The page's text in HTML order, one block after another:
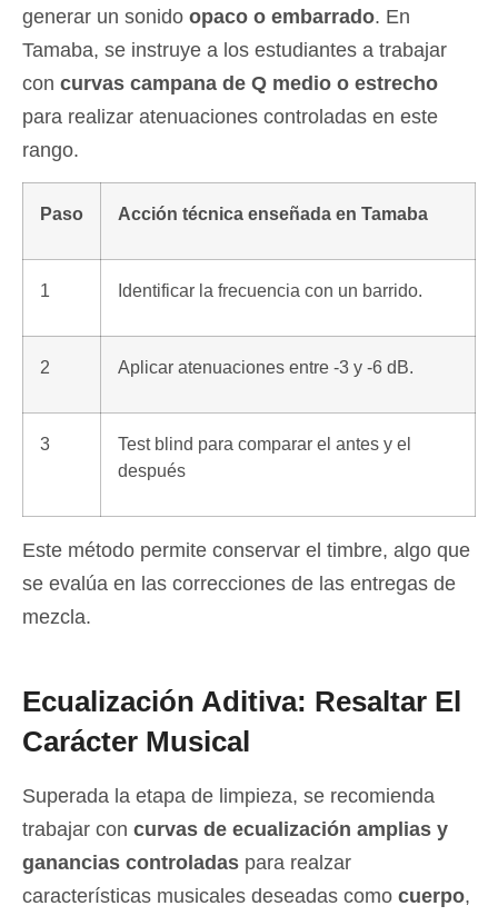
generar un sonido opaco o embarrado. En
Tamaba, se instruye a los estudiantes a trabajar
con curvas campana de Q medio o estrecho
para realizar atenuaciones controladas en este
rango.
Paso Acción técnica enseñada en Tamaba
1 Identificar la frecuencia con un barrido.
2 Aplicar atenuaciones entre -3 y -6 dB.
3
Test blind para comparar el antes y el
después
Este método permite conservar el timbre, algo que
se evalúa en las correcciones de las entregas de
mezcla.
Ecualización Aditiva: Resaltar El
Carácter Musical
Superada la etapa de limpieza, se recomienda
trabajar con curvas de ecualización amplias y
ganancias controladas para realzar
características musicales deseadas como cuerpo,